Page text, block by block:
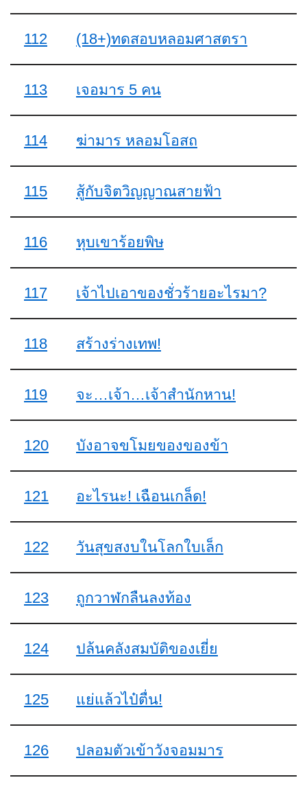
112 (18+)ทดสอบหลอมศาสตรา
113 เจอมาร 5 คน
114 ฆ่ามาร หลอมโอสถ
115 สู้กับจิตวิญญาณสายฟ้า
116 หุบเขาร้อยพิษ
117 เจ้าไปเอาของชั่วร้ายอะไรมา?
118 สร้างร่างเทพ!
119 จะ…เจ้า…เจ้าสำนักหาน!
120 บังอาจขโมยของของข้า
121 อะไรนะ! เฉือนเกล็ด!
122 วันสุขสงบในโลกใบเล็ก
123 ถูกวาฬกลืนลงท้อง
124 ปล้นคลังสมบัติของเยี่ย
125 แย่แล้วไป๋ตื่น!
126 ปลอมตัวเข้าวังจอมมาร